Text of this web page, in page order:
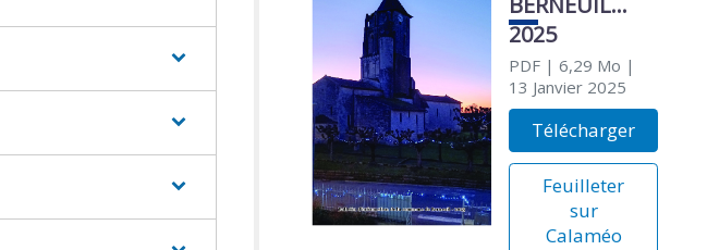
2025
PDF| 6,29 Mo |
13 Janvier 2025
Télécharger
Feuilleter
sur
Calaméo